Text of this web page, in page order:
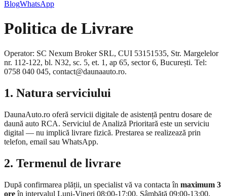
BlogWhatsApp
Politica de Livrare
Operator: SC Nexum Broker SRL, CUI 53151535, Str. Margelelor
nr. 112-122, bl. N32, sc. 5, et. 1, ap 65, sector 6, București. Tel:
0758 040 045, contact@daunaauto.ro.
1. Natura serviciului
DaunaAuto.ro oferă servicii digitale de asistență pentru dosare de
daună auto RCA. Serviciul de Analiză Prioritară este un serviciu
digital — nu implică livrare fizică. Prestarea se realizează prin
telefon, email sau WhatsApp.
2. Termenul de livrare
După confirmarea plății, un specialist vă va contacta în maximum 3
oreîn intervalul Luni-Vineri 08:00-17:00, Sâmbătă 09:00-13:00.